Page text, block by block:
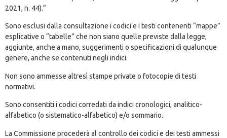
2021, n. 44).”
Sono esclusi dalla consultazione i codici e i testi contenenti “mappe”
esplicative o “tabelle” che non siano quelle previste dalla legge,
aggiunte, anche a mano, suggerimenti o specificazioni di qualunque
genere, anche se contenuti negli indici.
Non sono ammesse altresì stampe private o fotocopie di testi
normativi.
Sono consentiti i codici corredati da indici cronologici, analitico-
alfabetico (o sistematico-alfabetico) e/o sommario.
La Commissione procederà al controllo dei codici e dei testi ammessi